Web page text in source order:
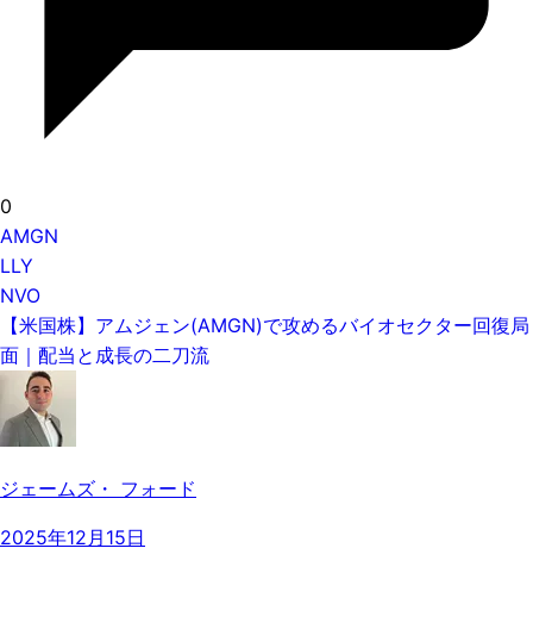
0
AMGN
LLY
NVO
【米国株】アムジェン(AMGN)で攻めるバイオセクター回復局
面｜配当と成長の二刀流
ジェームズ・ フォード
2025年12月15日